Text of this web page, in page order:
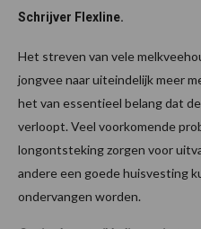
Schrijver Flexline.
Het streven van vele
jongvee naar uiteindelijk meer
het van essentieel belang dat
verloopt. Veel voorkomende
longontsteking zorgen voor
andere een goede huisvesting
ondervangen worden.